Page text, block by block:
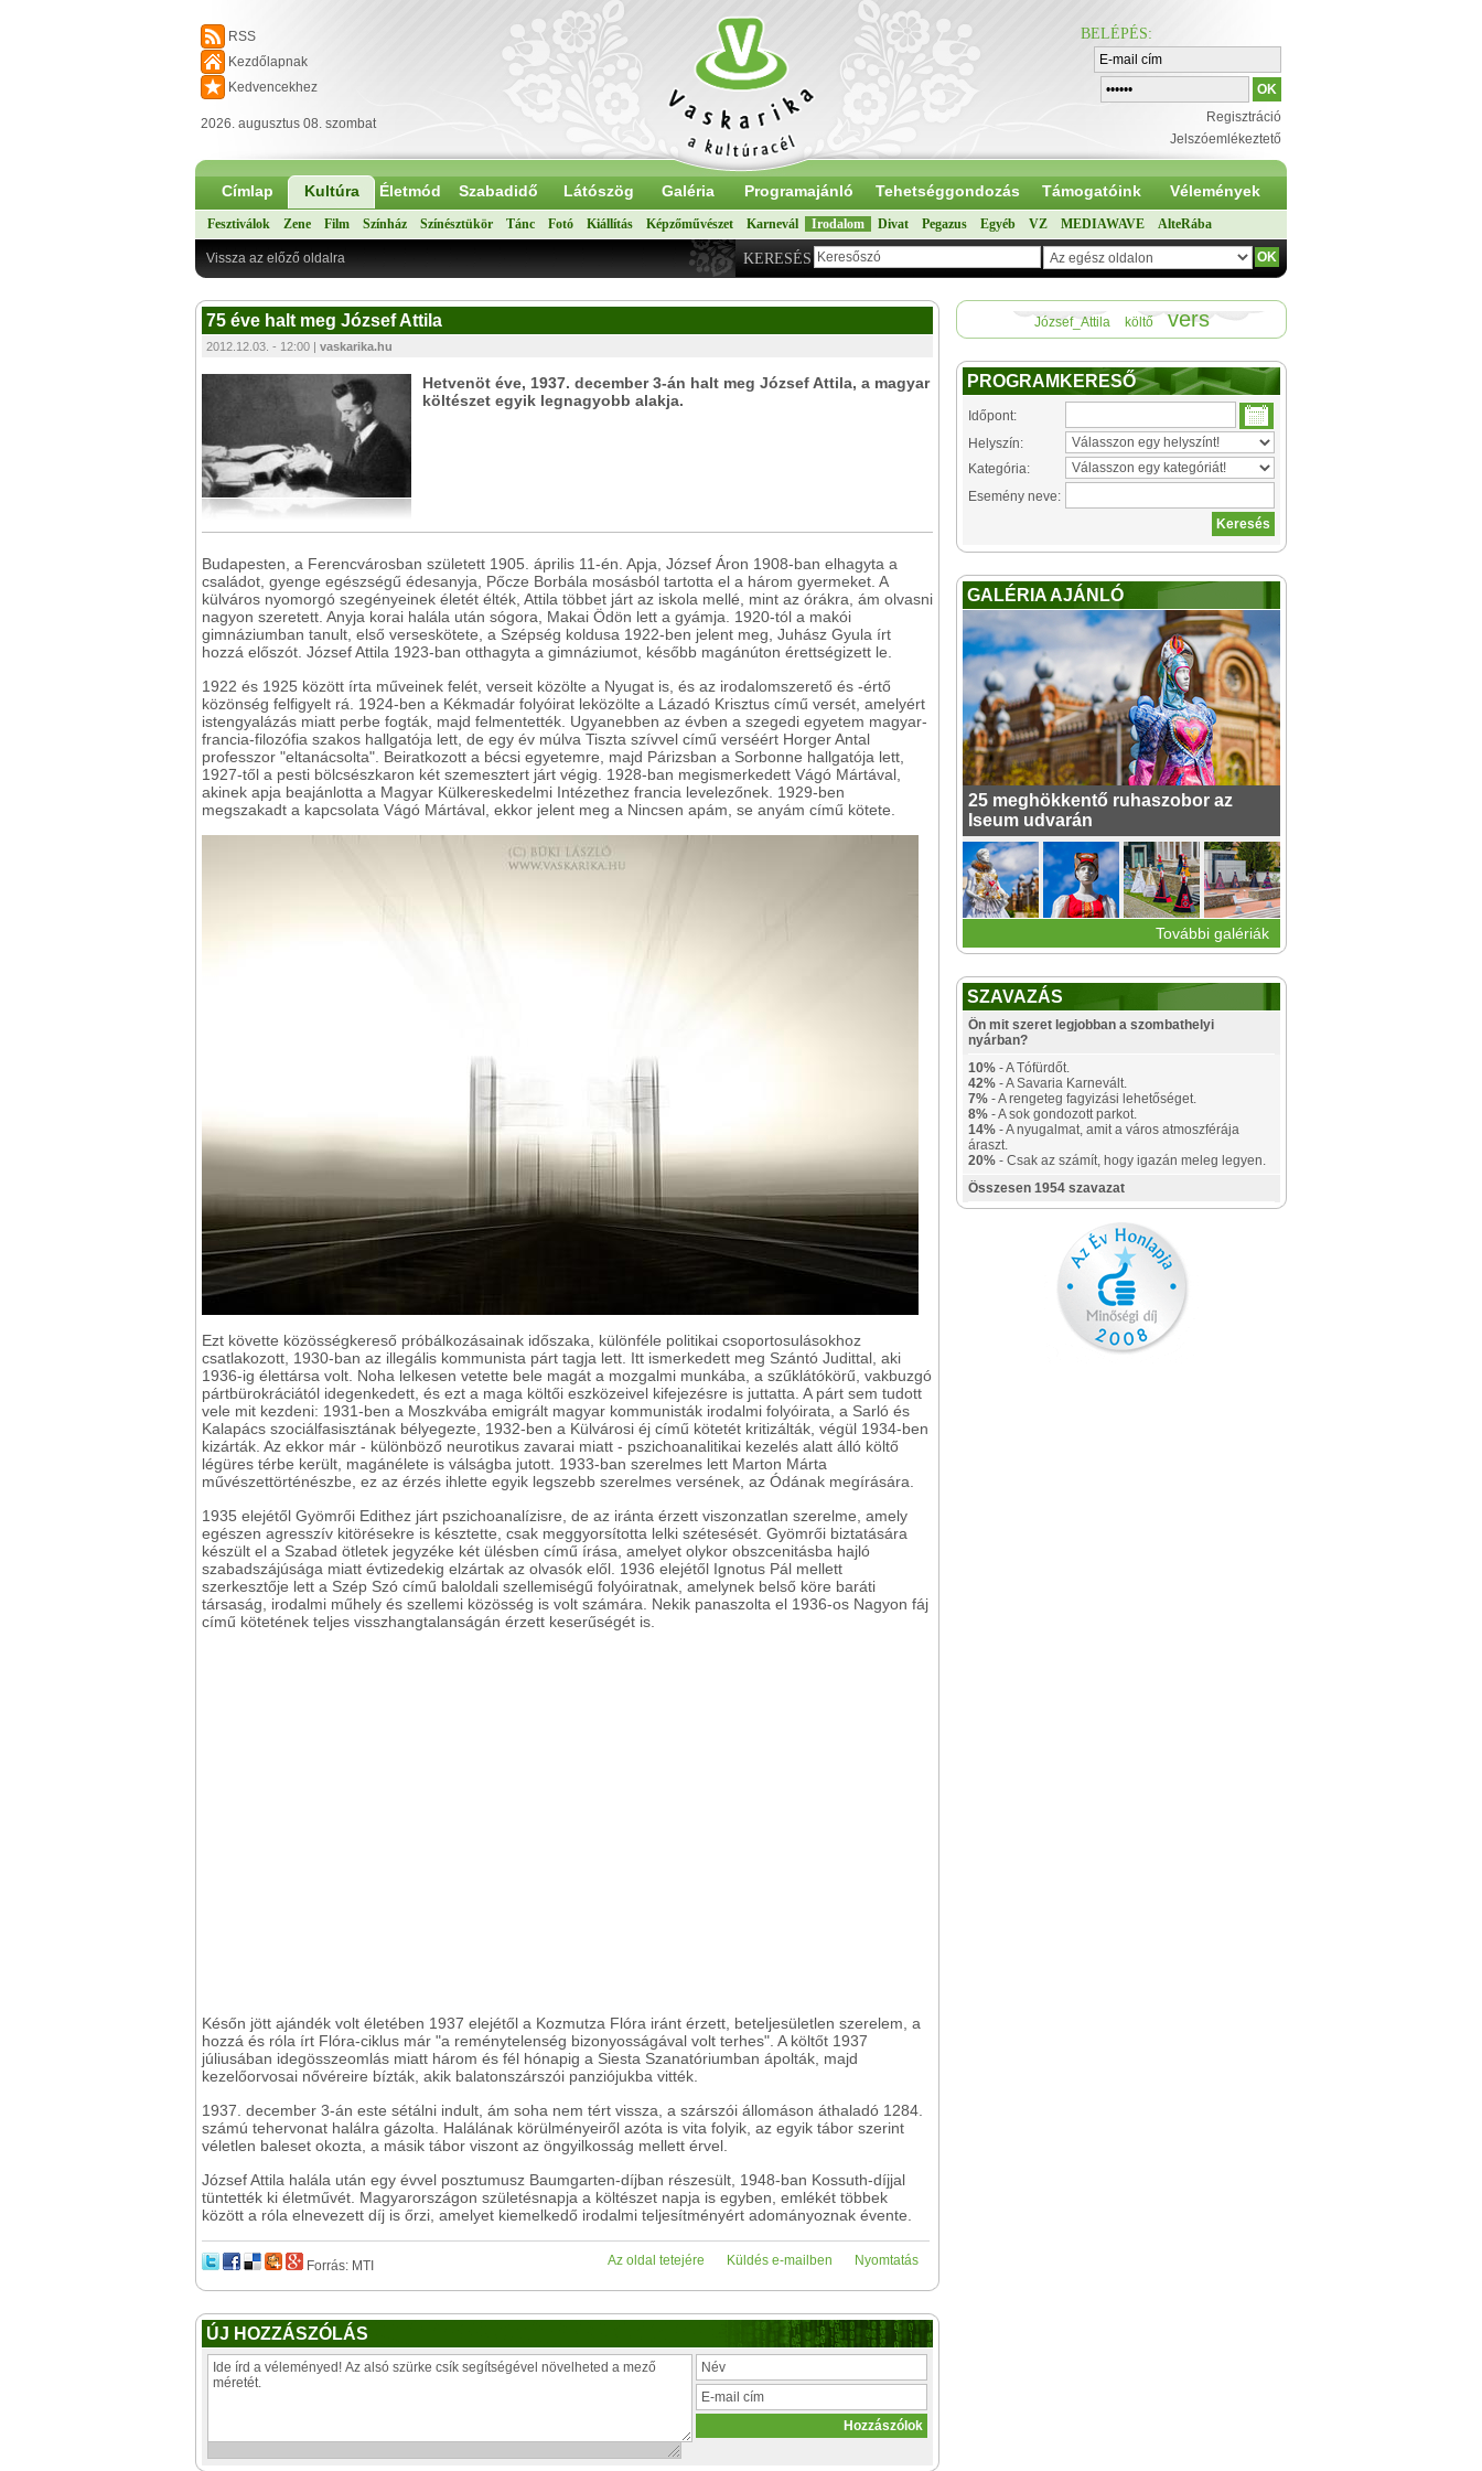
RSS
Kezdőlapnak
Kedvencekhez
2026. augusztus 08. szombat
BELÉPÉS:
Regisztráció
Jelszóemlékeztető
Címlap Kultúra Életmód Szabadidő Látószög Galéria Programajánló Tehetséggondozás Támogatóink Vélemények
Fesztiválok Zene Film Színház Színésztükör Tánc Fotó Kiállítás Képzőművészet Karnevál Irodalom Divat Pegazus Egyéb VZ MEDIAWAVE AlteRába
KERESÉS
Vissza az előző oldalra
75 éve halt meg József Attila
2012.12.03. - 12:00 | vaskarika.hu
Hetvenöt éve, 1937. december 3-án halt meg József Attila, a magyar
költészet egyik legnagyobb alakja.
Budapesten, a Ferencvárosban született 1905. április 11-én. Apja, József Áron 1908-ban elhagyta a
családot, gyenge egészségű édesanyja, Pőcze Borbála mosásból tartotta el a három gyermeket. A
külváros nyomorgó szegényeinek életét élték, Attila többet járt az iskola mellé, mint az órákra, ám olvasni
nagyon szeretett. Anyja korai halála után sógora, Makai Ödön lett a gyámja. 1920-tól a makói
gimnáziumban tanult, első verseskötete, a Szépség koldusa 1922-ben jelent meg, Juhász Gyula írt
hozzá előszót. József Attila 1923-ban otthagyta a gimnáziumot, később magánúton érettségizett le.
1922 és 1925 között írta műveinek felét, verseit közölte a Nyugat is, és az irodalomszerető és -értő
közönség felfigyelt rá. 1924-ben a Kékmadár folyóirat leközölte a Lázadó Krisztus című versét, amelyért
istengyalázás miatt perbe fogták, majd felmentették. Ugyanebben az évben a szegedi egyetem magyar-
francia-filozófia szakos hallgatója lett, de egy év múlva Tiszta szívvel című verséért Horger Antal
professzor "eltanácsolta". Beiratkozott a bécsi egyetemre, majd Párizsban a Sorbonne hallgatója lett,
1927-től a pesti bölcsészkaron két szemesztert járt végig. 1928-ban megismerkedett Vágó Mártával,
akinek apja beajánlotta a Magyar Külkereskedelmi Intézethez francia levelezőnek. 1929-ben
megszakadt a kapcsolata Vágó Mártával, ekkor jelent meg a Nincsen apám, se anyám című kötete.
Ezt követte közösségkereső próbálkozásainak időszaka, különféle politikai csoportosulásokhoz
csatlakozott, 1930-ban az illegális kommunista párt tagja lett. Itt ismerkedett meg Szántó Judittal, aki
1936-ig élettársa volt. Noha lelkesen vetette bele magát a mozgalmi munkába, a szűklátókörű, vakbuzgó
pártbürokráciától idegenkedett, és ezt a maga költői eszközeivel kifejezésre is juttatta. A párt sem tudott
vele mit kezdeni: 1931-ben a Moszkvába emigrált magyar kommunisták irodalmi folyóirata, a Sarló és
Kalapács szociálfasisztának bélyegezte, 1932-ben a Külvárosi éj című kötetét kritizálták, végül 1934-ben
kizárták. Az ekkor már - különböző neurotikus zavarai miatt - pszichoanalitikai kezelés alatt álló költő
légüres térbe került, magánélete is válságba jutott. 1933-ban szerelmes lett Marton Márta
művészettörténészbe, ez az érzés ihlette egyik legszebb szerelmes versének, az Ódának megírására.
1935 elejétől Gyömrői Edithez járt pszichoanalízisre, de az iránta érzett viszonzatlan szerelme, amely
egészen agresszív kitörésekre is késztette, csak meggyorsította lelki szétesését. Gyömrői biztatására
készült el a Szabad ötletek jegyzéke két ülésben című írása, amelyet olykor obszcenitásba hajló
szabadszájúsága miatt évtizedekig elzártak az olvasók elől. 1936 elejétől Ignotus Pál mellett
szerkesztője lett a Szép Szó című baloldali szellemiségű folyóiratnak, amelynek belső köre baráti
társaság, irodalmi műhely és szellemi közösség is volt számára. Nekik panaszolta el 1936-os Nagyon fáj
című kötetének teljes visszhangtalanságán érzett keserűségét is.
Későn jött ajándék volt életében 1937 elejétől a Kozmutza Flóra iránt érzett, beteljesületlen szerelem, a
hozzá és róla írt Flóra-ciklus már "a reménytelenség bizonyosságával volt terhes". A költőt 1937
júliusában idegösszeomlás miatt három és fél hónapig a Siesta Szanatóriumban ápolták, majd
kezelőorvosai nővéreire bízták, akik balatonszárszói panziójukba vitték.
1937. december 3-án este sétálni indult, ám soha nem tért vissza, a szárszói állomáson áthaladó 1284.
számú tehervonat halálra gázolta. Halálának körülményeiről azóta is vita folyik, az egyik tábor szerint
véletlen baleset okozta, a másik tábor viszont az öngyilkosság mellett érvel.
József Attila halála után egy évvel posztumusz Baumgarten-díjban részesült, 1948-ban Kossuth-díjjal
tüntették ki életművét. Magyarországon születésnapja a költészet napja is egyben, emlékét többek
között a róla elnevezett díj is őrzi, amelyet kiemelkedő irodalmi teljesítményért adományoznak évente.
Nyomtatás
Küldés e-mailben
Az oldal tetejére
Forrás: MTI
ÚJ HOZZÁSZÓLÁS
József_Attila költő vers
PROGRAMKERESŐ
Időpont:
Helyszín:
Kategória:
Esemény neve:
GALÉRIA AJÁNLÓ
25 meghökkentő ruhaszobor az
Iseum udvarán
További galériák
SZAVAZÁS
Ön mit szeret legjobban a szombathelyi
nyárban?
10% - A Tófürdőt.
42% - A Savaria Karnevált.
7% - A rengeteg fagyizási lehetőséget.
8% - A sok gondozott parkot.
14% - A nyugalmat, amit a város atmoszférája
áraszt.
20% - Csak az számít, hogy igazán meleg legyen.
Összesen 1954 szavazat